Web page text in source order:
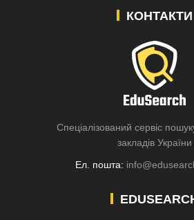
КОНТАКТИ
Спеціалізований сервіс
закладів України
Ел. пошта: